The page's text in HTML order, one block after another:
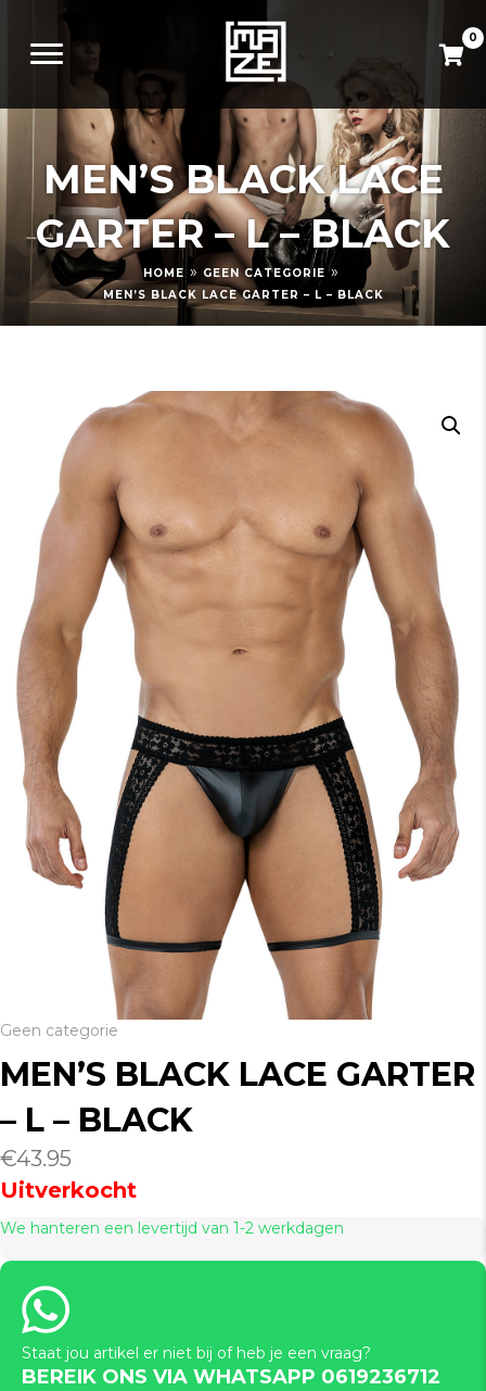
0
MEN’S BLACK LACE
GARTER – L – BLACK
HOME » GEEN CATEGORIE »
MEN’S BLACK LACE GARTER – L – BLACK
Geen categorie
MEN’S BLACK LACE GARTER
– L – BLACK
€43.95
Uitverkocht
We hanteren een levertijd van 1-2 werkdagen
Staat jou artikel er niet bij of heb je een vraag?
BEREIK ONS VIA WHATSAPP 0619236712